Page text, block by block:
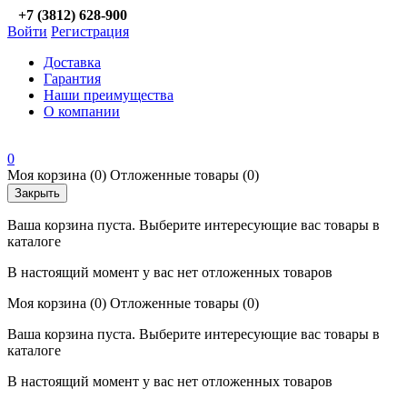
+7 (3812) 628-900
Войти Регистрация
Доставка
Гарантия
Наши преимущества
О компании
0
Моя корзина (0) Отложенные товары (0)
Закрыть
Ваша корзина пуста. Выберите интересующие вас товары в
каталоге
В настоящий момент у вас нет отложенных товаров
Моя корзина (0) Отложенные товары (0)
Ваша корзина пуста. Выберите интересующие вас товары в
каталоге
В настоящий момент у вас нет отложенных товаров